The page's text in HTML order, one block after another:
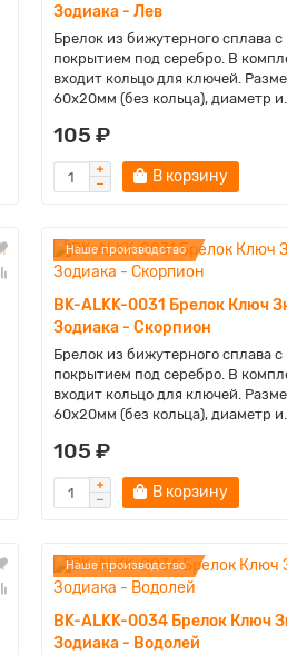
Зодиака - Лев
Брелок из бижутерного сплава с
покрытием под серебро. В
входит кольцо для ключей.
60х20мм (без кольца), диаметр
105 ₽
В корзину
Наше производство
BK-ALKK-0031 Брелок Ключ
Зодиака - Скорпион
Брелок из бижутерного сплава с
покрытием под серебро. В
входит кольцо для ключей.
60х20мм (без кольца), диаметр
105 ₽
В корзину
Наше производство
BK-ALKK-0034 Брелок Ключ
Зодиака - Водолей